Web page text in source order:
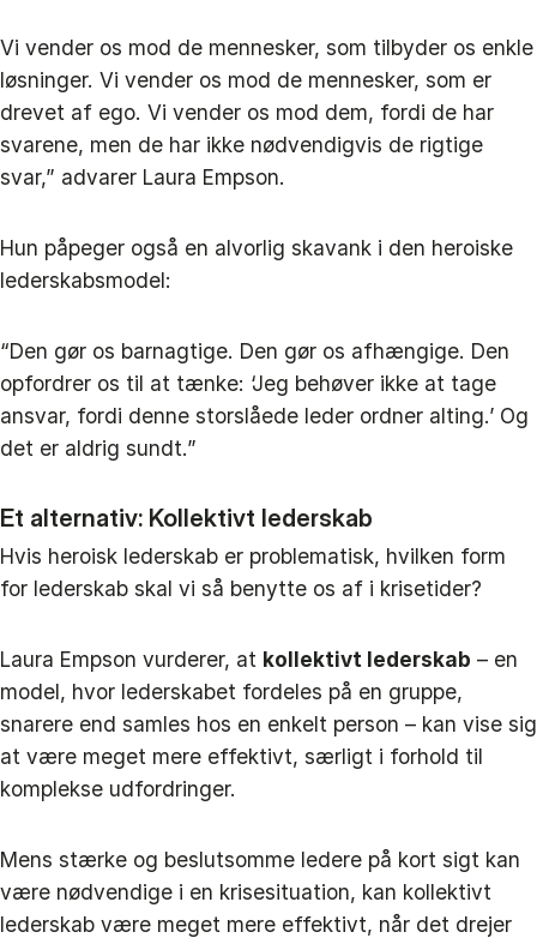
Vi vender os mod de mennesker, som tilbyder os enkle
løsninger. Vi vender os mod de mennesker, som er
drevet af ego. Vi vender os mod dem, fordi de har
svarene, men de har ikke nødvendigvis de rigtige
svar,” advarer Laura Empson.
Hun påpeger også en alvorlig skavank i den heroiske
lederskabsmodel:
“Den gør os barnagtige. Den gør os afhængige. Den
opfordrer os til at tænke: ‘Jeg behøver ikke at tage
ansvar, fordi denne storslåede leder ordner alting.’ Og
det er aldrig sundt.”
Et alternativ: Kollektivt lederskab
Hvis heroisk lederskab er problematisk, hvilken form
for lederskab skal vi så benytte os af i krisetider?
Laura Empson vurderer, at kollektivt lederskab – en
model, hvor lederskabet fordeles på en gruppe,
snarere end samles hos en enkelt person – kan vise sig
at være meget mere effektivt, særligt i forhold til
komplekse udfordringer.
Mens stærke og beslutsomme ledere på kort sigt kan
være nødvendige i en krisesituation, kan kollektivt
lederskab være meget mere effektivt, når det drejer